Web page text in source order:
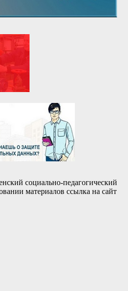
социально-педагогический
материалов ссылка на сайт